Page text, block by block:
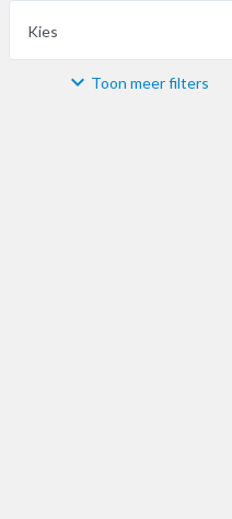
Kies
Materiaal Toon meer filters